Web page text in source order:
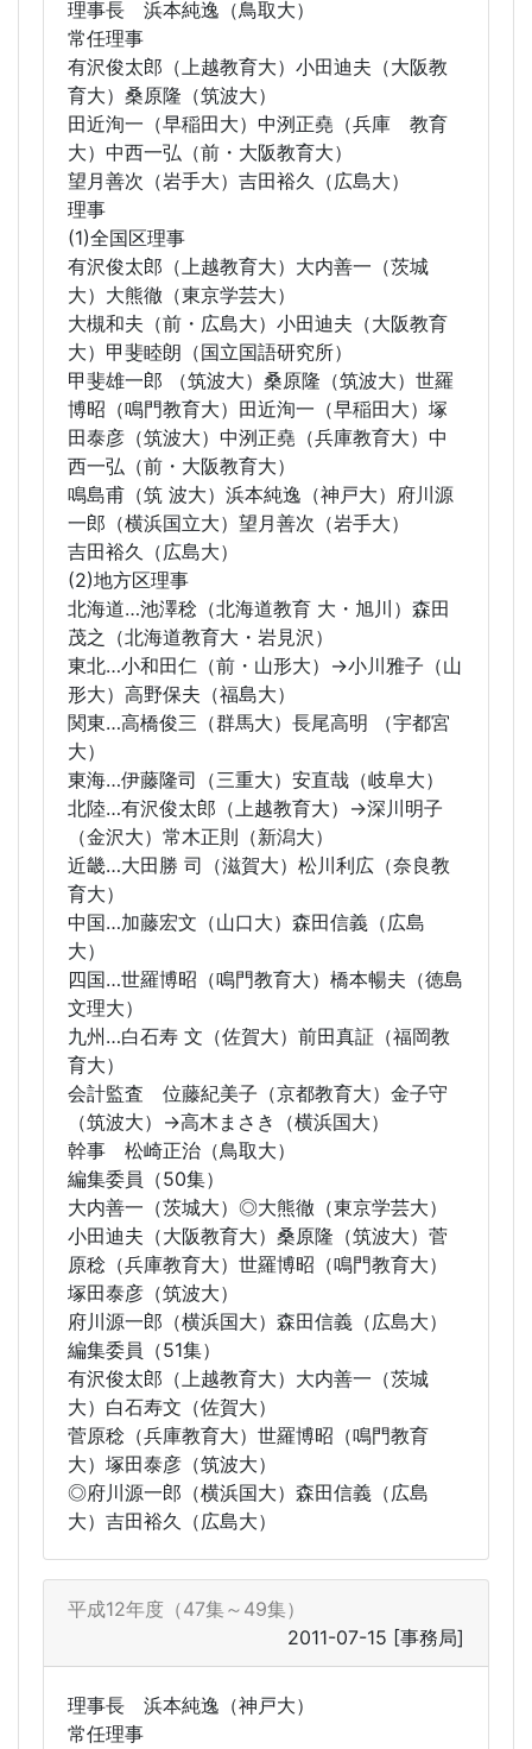
理事長 浜本純逸（鳥取大）
常任理事
有沢俊太郎（上越教育大）小田迪夫（大阪教
育大）桑原隆（筑波大）
田近洵一（早稲田大）中洌正堯（兵庫 教育
大）中西一弘（前・大阪教育大）
望月善次（岩手大）吉田裕久（広島大）
理事
(1)全国区理事
有沢俊太郎（上越教育大）大内善一（茨城
大）大熊徹（東京学芸大）
大槻和夫（前・広島大）小田迪夫（大阪教育
大）甲斐睦朗（国立国語研究所）
甲斐雄一郎 （筑波大）桑原隆（筑波大）世羅
博昭（鳴門教育大）田近洵一（早稲田大）塚
田泰彦（筑波大）中洌正堯（兵庫教育大）中
西一弘（前・大阪教育大）
鳴島甫（筑 波大）浜本純逸（神戸大）府川源
一郎（横浜国立大）望月善次（岩手大）
吉田裕久（広島大）
(2)地方区理事
北海道…池澤稔（北海道教育 大・旭川）森田
茂之（北海道教育大・岩見沢）
東北…小和田仁（前・山形大）→小川雅子（山
形大）高野保夫（福島大）
関東…高橋俊三（群馬大）長尾高明 （宇都宮
大）
東海…伊藤隆司（三重大）安直哉（岐阜大）
北陸…有沢俊太郎（上越教育大）→深川明子
（金沢大）常木正則（新潟大）
近畿…大田勝 司（滋賀大）松川利広（奈良教
育大）
中国…加藤宏文（山口大）森田信義（広島
大）
四国…世羅博昭（鳴門教育大）橋本暢夫（徳島
文理大）
九州…白石寿 文（佐賀大）前田真証（福岡教
育大）
会計監査 位藤紀美子（京都教育大）金子守
（筑波大）→高木まさき（横浜国大）
幹事 松崎正治（鳥取大）
編集委員（50集）
大内善一（茨城大）◎大熊徹（東京学芸大）
小田迪夫（大阪教育大）桑原隆（筑波大）菅
原稔（兵庫教育大）世羅博昭（鳴門教育大）
塚田泰彦（筑波大）
府川源一郎（横浜国大）森田信義（広島大）
編集委員（51集）
有沢俊太郎（上越教育大）大内善一（茨城
大）白石寿文（佐賀大）
菅原稔（兵庫教育大）世羅博昭（鳴門教育
大）塚田泰彦（筑波大）
◎府川源一郎（横浜国大）森田信義（広島
大）吉田裕久（広島大）
平成12年度（47集～49集）
2011-07-15 [事務局]
理事長 浜本純逸（神戸大）
常任理事